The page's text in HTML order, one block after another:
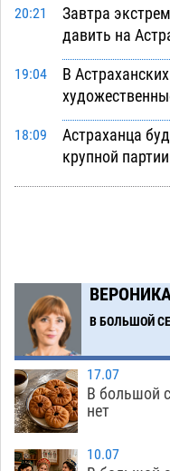
20:21
Завтра
давить на
19:04
В
18:09
Астраханца
крупной
Игорь
юбилей
14:19
Погибший на
стал героем
13:10
Подросток,
перехода,
В БОЛЬШОЙ
17.07
В большой
нет
10.07